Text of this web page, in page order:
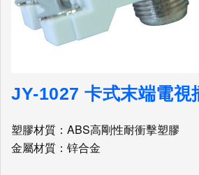
JY-1027 卡式末端電視
塑膠材質：ABS高剛性耐衝擊塑膠
金屬材質：锌合金